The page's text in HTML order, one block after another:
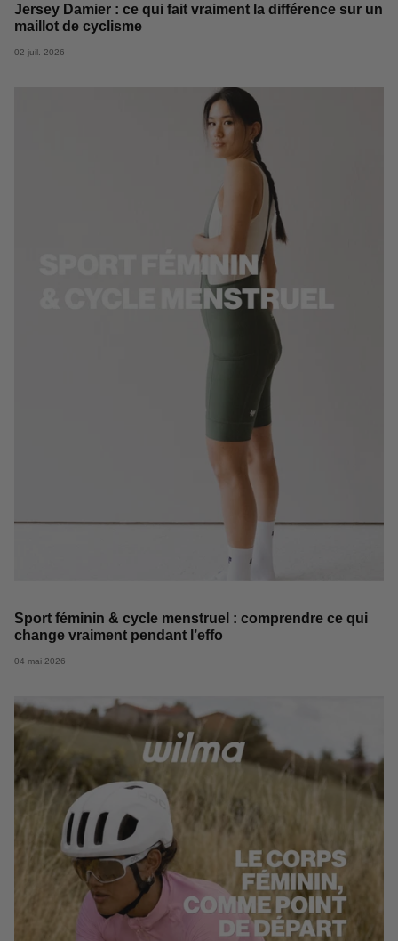
Jersey Damier : ce qui fait vraiment la différence sur un
maillot de cyclisme
02 juil. 2026
Sport féminin & cycle menstruel : comprendre ce qui
change vraiment pendant l’effo
04 mai 2026